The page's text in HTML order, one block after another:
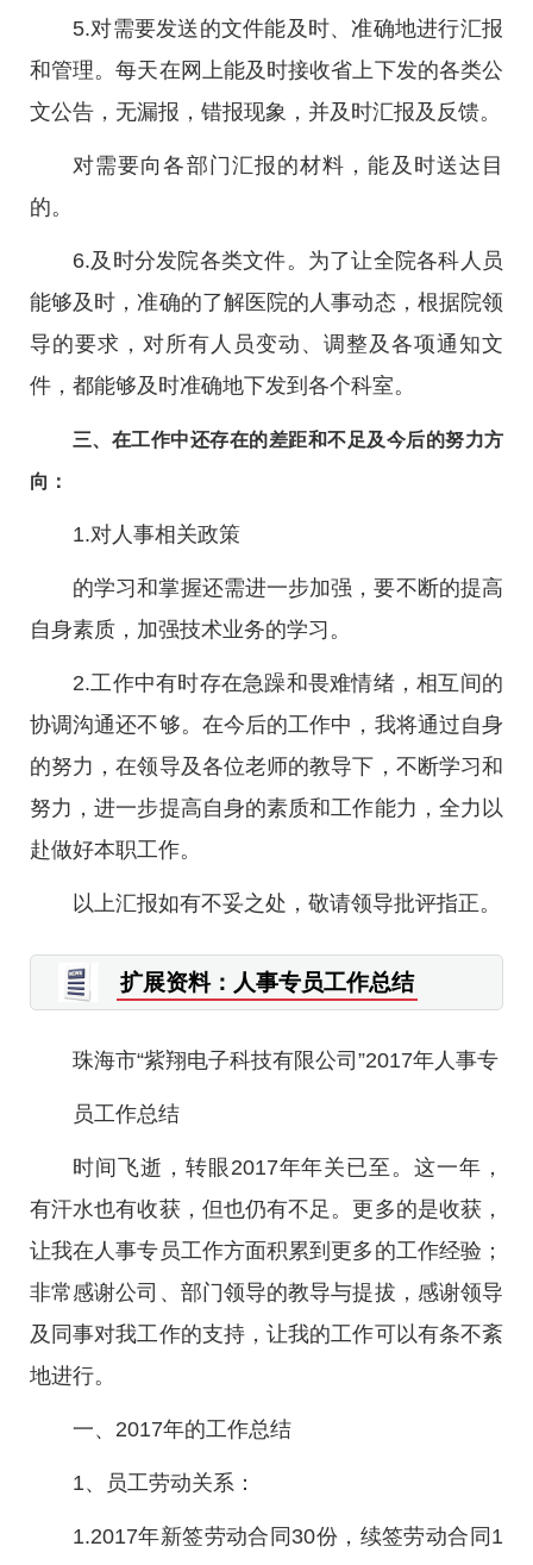
5.对需要发送的文件能及时、准确地进行汇报
和管理。每天在网上能及时接收省上下发的各类公
文公告，无漏报，错报现象，并及时汇报及反馈。
对需要向各部门汇报的材料，能及时送达目
的。
6.及时分发院各类文件。为了让全院各科人员
能够及时，准确的了解医院的人事动态，根据院领
导的要求，对所有人员变动、调整及各项通知文
件，都能够及时准确地下发到各个科室。
三、在工作中还存在的差距和不足及今后的努力方
向：
1.对人事相关政策
的学习和掌握还需进一步加强，要不断的提高
自身素质，加强技术业务的学习。
2.工作中有时存在急躁和畏难情绪，相互间的
协调沟通还不够。在今后的工作中，我将通过自身
的努力，在领导及各位老师的教导下，不断学习和
努力，进一步提高自身的素质和工作能力，全力以
赴做好本职工作。
以上汇报如有不妥之处，敬请领导批评指正。
扩展资料：人事专员工作总结
珠海市“紫翔电子科技有限公司”2017年人事专
员工作总结
时间飞逝，转眼2017年年关已至。这一年，
有汗水也有收获，但也仍有不足。更多的是收获，
让我在人事专员工作方面积累到更多的工作经验；
非常感谢公司、部门领导的教导与提拔，感谢领导
及同事对我工作的支持，让我的工作可以有条不紊
地进行。
一、2017年的工作总结
1、员工劳动关系：
1.2017年新签劳动合同30份，续签劳动合同1